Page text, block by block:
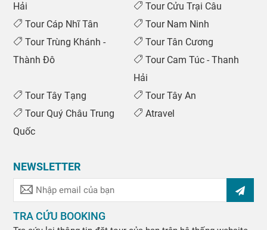
Hải
Tour Cửu Trại Câu
Tour Cáp Nhĩ Tân
Tour Nam Ninh
Tour Trùng Khánh -
Thành Đô
Tour Tân Cương
Tour Cam Túc - Thanh
Hải
Tour Tây Tạng
Tour Tây An
Tour Quý Châu Trung
Quốc
Atravel
NEWSLETTER
TRA CỨU BOOKING